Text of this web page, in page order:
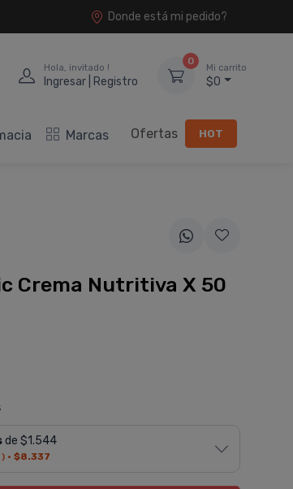
Donde está mi pedido?
Hola, invitado !
Ingresar | Registro
0
Mi carrito
$0
Marcas Ofertas HOT
Crema Nutritiva X 50
de $1.544
)· $8.337